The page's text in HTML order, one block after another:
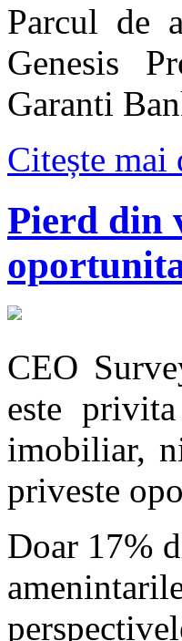
Parcul de
Genesis
Garanti
Citește mai
Pierd din
CEO
este
imobiliar,
priveste
Doar 17%